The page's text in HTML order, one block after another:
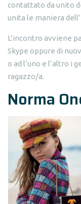
contattato da unito
unita le maniera
L’incontro avviene
Skype oppure di
o ad l’uno e l’altro i
ragazzo/a.
Norma